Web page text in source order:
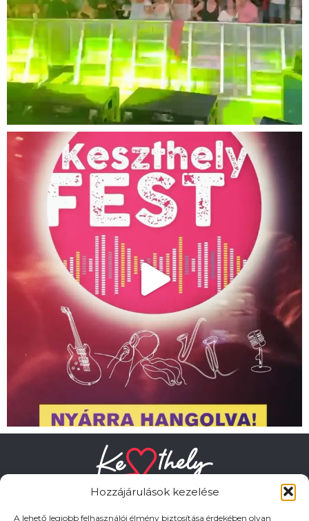
Hozzájárulások kezelése
A lehető legjobb felhasználói élmény biztosítása érdekében olyan